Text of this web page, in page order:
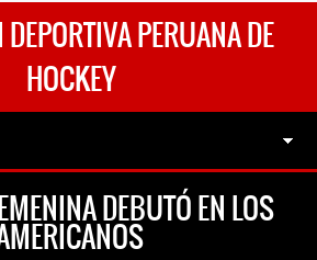
DEPORTIVA PERUANA DE
HOCKEY
DEBUTÓ EN LOS